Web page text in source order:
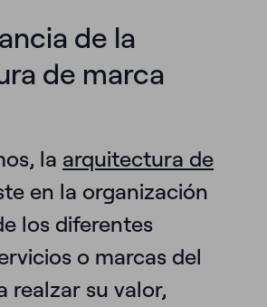
de la
de marca
la arquitectura de
en la organización
los diferentes
o marcas del
realzar su valor,